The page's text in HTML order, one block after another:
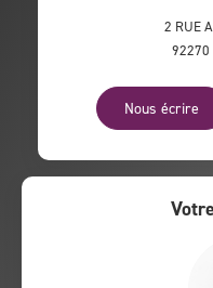
2 RUE
92270
Nous écrire